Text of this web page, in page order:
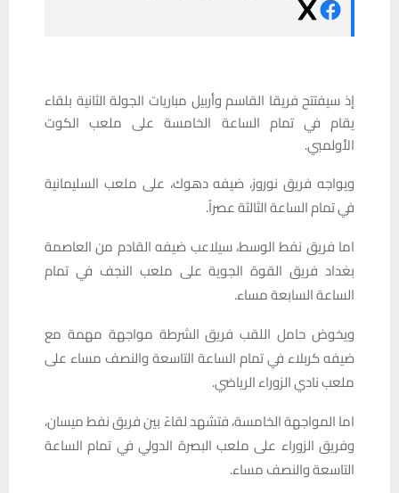
إذ سيفتتح فريقا القاسم وأربيل مباريات الجولة الثانية بلقاء
يقام في تمام الساعة الخامسة على ملعب الكوت
الأولمبي.
ويواجه فريق نوروز، ضيفه دهوك، على ملعب السليمانية
في تمام الساعة الثالثة عصراً.
اما فريق نفط الوسط، سيلاعب ضيفه القادم من العاصمة
بغداد فريق القوة الجوية على ملعب النجف في تمام
الساعة السابعة مساء.
ويخوض حامل اللقب فريق الشرطة مواجهة مهمة مع
ضيفه كربلاء في تمام الساعة التاسعة والنصف مساء على
ملعب نادي الزوراء الرياضي.
اما المواجهة الخامسة، فتشهد لقاءً بين فريق نفط ميسان،
وفريق الزوراء على ملعب البصرة الدولي في تمام الساعة
التاسعة والنصف مساء.